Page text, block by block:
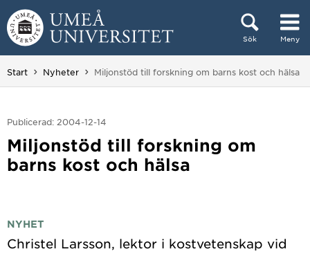
Hoppa direkt till innehållet
Sök Meny
Huvudmenyn dold.
Start Nyheter Du är här:
Miljonstöd till forskning om barns kost och hälsa
Publicerad: 2004-12-14
Miljonstöd till forskning om
barns kost och hälsa
NYHET
Christel Larsson, lektor i kostvetenskap vid